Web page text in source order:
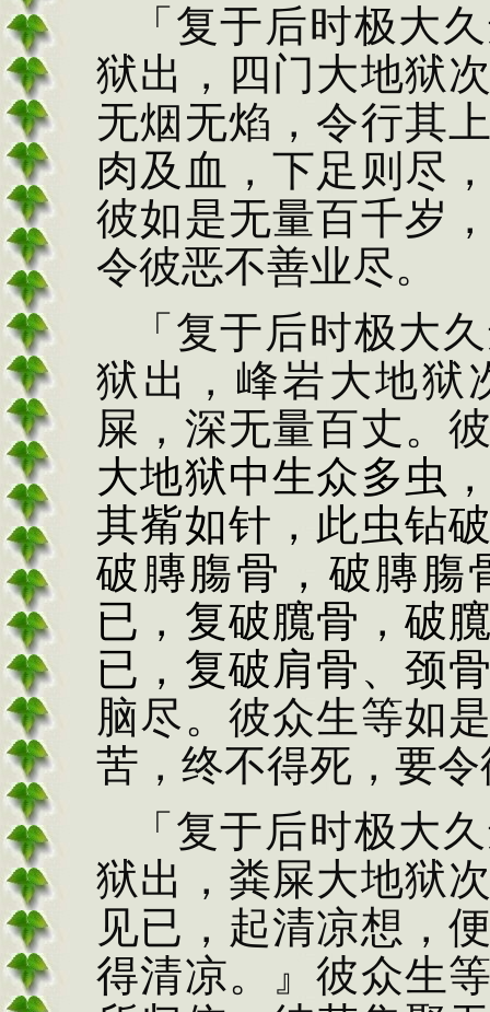
「复于后时极大
狱出，四门大地狱
无烟无焰，令行其
肉及血，下足则尽
彼如是无量百千岁
令彼恶不善业尽。
「复于后时极大
狱出，峰岩大地狱
屎，深无量百丈。
大地狱中生众多虫
其觜如针， 此虫钻
破 膞膓骨，破 膞 膓
已，复破臗骨，破
已，复破 肩骨、颈
脑尽。彼众生等如
苦，终不得死，要
「复于后时极大
狱出，粪屎大地狱
见已，起清凉想，
得清凉。』彼众生